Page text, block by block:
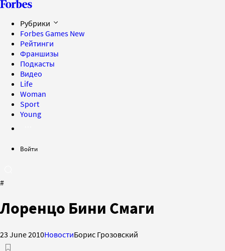
Рубрики
Forbes Games New
Рейтинги
Франшизы
Подкасты
Видео
Life
Woman
Sport
Young
Войти
#
Лоренцо Бини Смаги
23 June 2010НовостиБорис Грозовский